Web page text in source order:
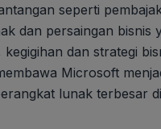
seperti
dan persaingan bisnis
dan strategi
Microsoft
lunak terbesar